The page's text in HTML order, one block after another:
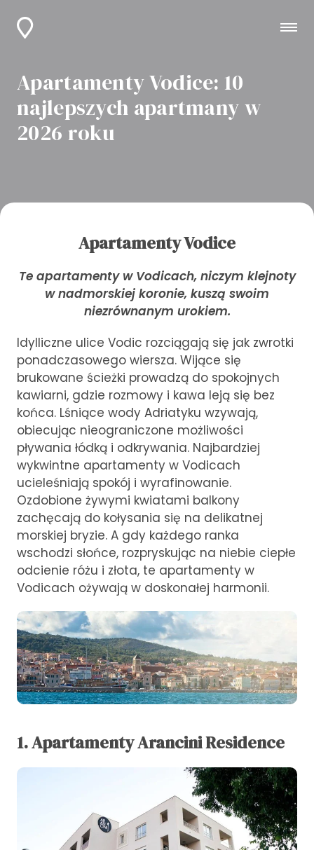
Apartamenty Vodice: 10
najlepszych apartmany w
2026 roku
Apartamenty Vodice
Te apartamenty w Vodicach, niczym klejnoty
w nadmorskiej koronie, kuszą swoim
niezrównanym urokiem.
Idylliczne ulice Vodic rozciągają się jak zwrotki
ponadczasowego wiersza. Wijące się
brukowane ścieżki prowadzą do spokojnych
kawiarni, gdzie rozmowy i kawa leją się bez
końca. Lśniące wody Adriatyku wzywają,
obiecując nieograniczone możliwości
pływania łódką i odkrywania. Najbardziej
wykwintne apartamenty w Vodicach
ucieleśniają spokój i wyrafinowanie.
Ozdobione żywymi kwiatami balkony
zachęcają do kołysania się na delikatnej
morskiej bryzie. A gdy każdego ranka
wschodzi słońce, rozpryskując na niebie ciepłe
odcienie różu i złota, te apartamenty w
Vodicach ożywają w doskonałej harmonii.
1. Apartamenty Arancini Residence